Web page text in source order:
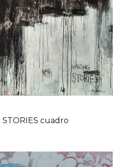
STORIES cuadro